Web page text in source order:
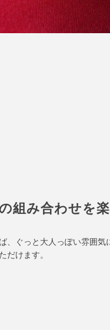
組み合わせを
、ぐっと大人っぽい雰囲
だけます。